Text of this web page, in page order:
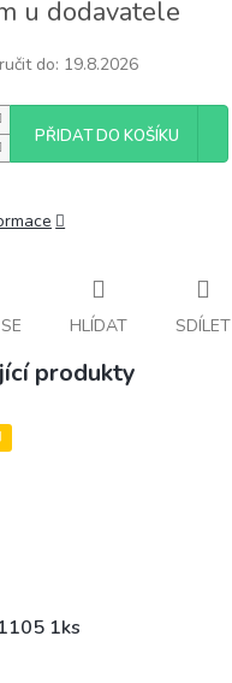
u dodavatele
do: 19.8.2026
PŘIDAT DO KOŠÍKU
HLÍDAT SDÍLET
produkty
1ks